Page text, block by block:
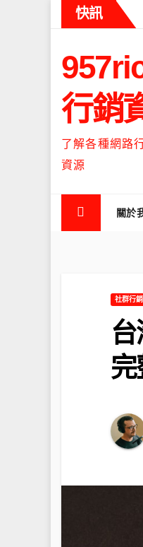
快訊
候流量最高？流量高峰時間
行銷
了解各種網路
資源
關於
社群行銷
完